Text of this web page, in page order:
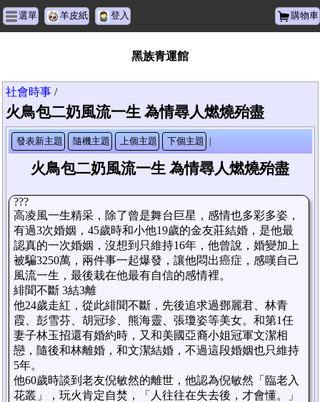
選單 羊皮紙 登入 購物車
黑族青運館
社會時事 /
火鳥包二奶風流一生 為情尋人燃燒殆盡
發表新主題 隨機主題 上個主題 下個主題 |
火鳥包二奶風流一生 為情尋人燃燒殆盡
???
高凌風一生精采，除了曾是舞台巨星，感情也多彩多姿，
有過3次婚姻，45歲時和小他19歲的金友莊結婚，是他最
認真的一次婚姻，沒想到只維持16年，他曾說，婚變加上
被騙3250萬，兩件事一起爆發，讓他悶出癌症，感嘆自己
風流一生，最後栽在他最有自信的感情裡。
緋聞不斷 3結3離
他24歲走紅，從此緋聞不斷，先後追求過鄧麗君、林青
霞、彭雪芬、胡冠珍、熊海靈、張瓊姿等美女。和第1任
妻子林玉招還有婚約時，又和美國亞裔小姐冠軍文潔相
戀，隨後和林離婚，和文潔結婚，不過這段婚姻也只維持
5年。
他60歲時談到老友倪敏然的離世，他認為倪敏然「臨老入
花叢」，玩火肯定自焚，「人往往在失去後，才會懂。」